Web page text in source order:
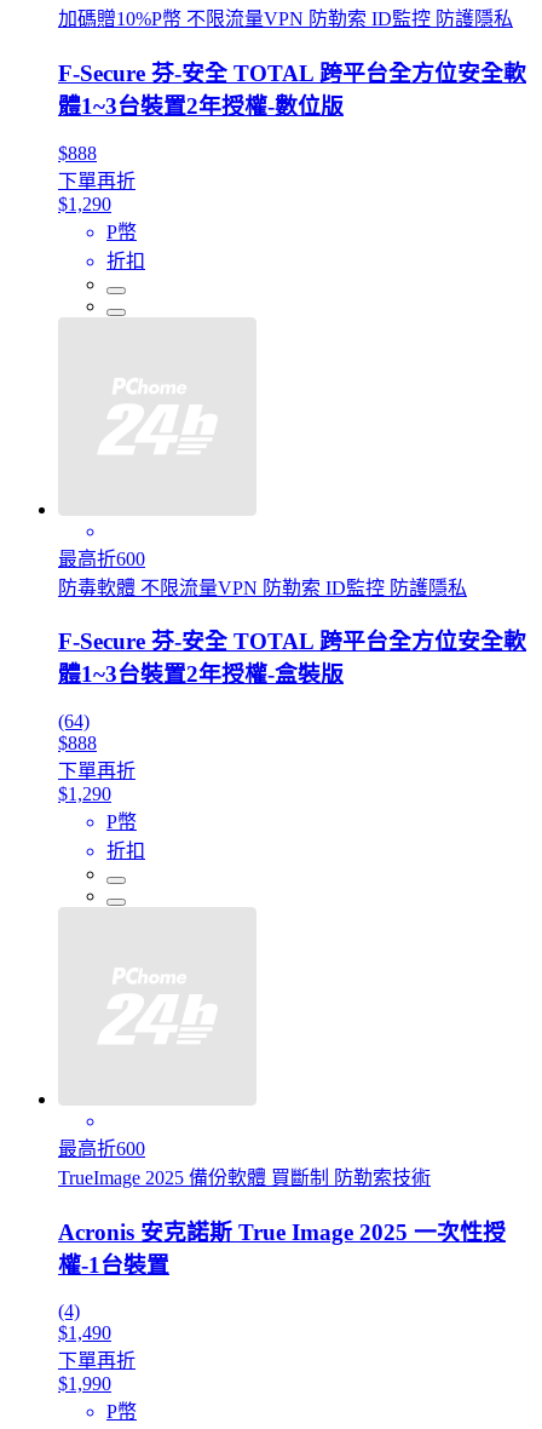
加碼贈10%P幣 不限流量VPN 防勒索 ID監控 防護隱私
F-Secure 芬-安全 TOTAL 跨平台全方位安全軟
體1~3台裝置2年授權-數位版
$888
下單再折
$1,290
P幣
折扣
最高折600
防毒軟體 不限流量VPN 防勒索 ID監控 防護隱私
F-Secure 芬-安全 TOTAL 跨平台全方位安全軟
體1~3台裝置2年授權-盒裝版
(64)
$888
下單再折
$1,290
P幣
折扣
最高折600
TrueImage 2025 備份軟體 買斷制 防勒索技術
Acronis 安克諾斯 True Image 2025 一次性授
權-1台裝置
(4)
$1,490
下單再折
$1,990
P幣